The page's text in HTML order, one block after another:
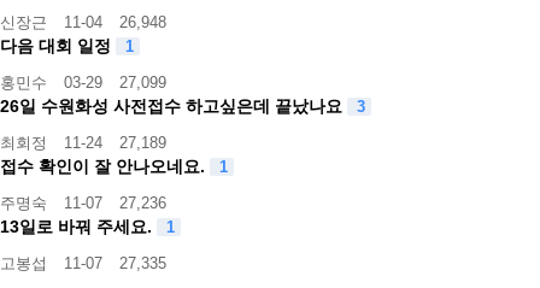
신장근
11-04 26,948
다음 대회 일정
1
홍민수
03-29 27,099
26일 수원화성 사전접수 하고싶은데 끝났나요
3
최회정
11-24 27,189
접수 확인이 잘 안나오네요.
1
주명숙
11-07 27,236
13일로 바꿔 주세요.
1
고봉섭
11-07 27,335